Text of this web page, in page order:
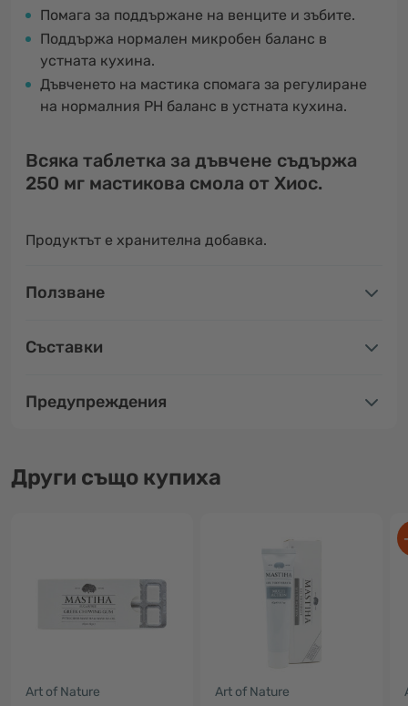
Помага за поддържане на венците и зъбите.
Поддържа нормален микробен баланс в
устната кухина.
Дъвченето на мастика спомага за регулиране
на нормалния PH баланс в устната кухина.
Всяка таблетка за дъвчене съдържа
250 мг мастикова смола от Хиос.
Продуктът е хранителна добавка.
Ползване
Съставки
Предупреждения
Други също купиха
Art of Nature Art of Nature